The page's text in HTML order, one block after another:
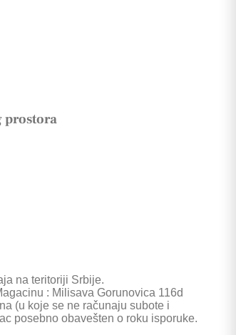
prostora
na teritoriji Srbije.
: Milisava Gorunovica 116d
(u koje se ne računaju subote i
posebno obavešten o roku isporuke.